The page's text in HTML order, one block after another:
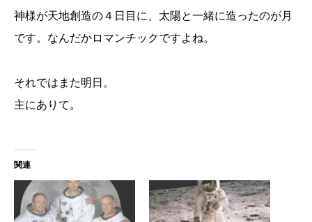
神様が天地創造の４日目に、太陽と一緒に造ったのが月
です。なんだかロマンチックですよね。
それではまた明日。
主にありて。
関連